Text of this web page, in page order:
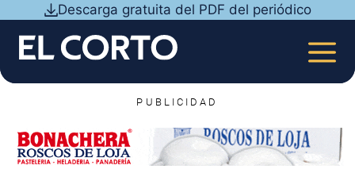
contenido
Descarga gratuita del PDF del periódico
PUBLICIDAD